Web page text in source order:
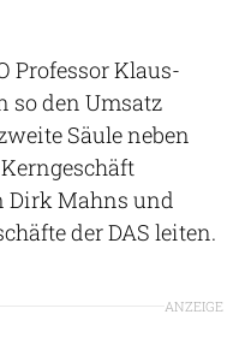
Professor Klaus-
so den Umsatz
Säule neben
Dirk Mahns und
der DAS leiten.
ANZEIGE